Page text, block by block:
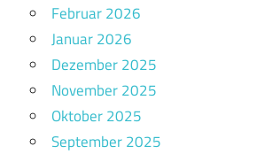
Februar 2026
Januar 2026
Dezember 2025
November 2025
Oktober 2025
September 2025